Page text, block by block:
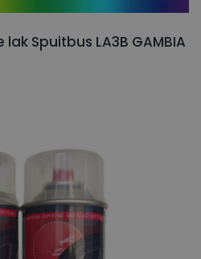
Spuitbus LA3B GAMBIA